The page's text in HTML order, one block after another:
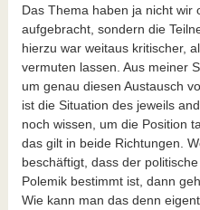
Das Thema haben ja nicht wir
aufgebracht, sondern die
hierzu war weitaus kritischer,
vermuten lassen. Aus meiner
um genau diesen Austausch
ist die Situation des jeweils
noch wissen, um die Position
das gilt in beide Richtungen.
beschäftigt, dass der
Polemik bestimmt ist, dann
Wie kann man das denn